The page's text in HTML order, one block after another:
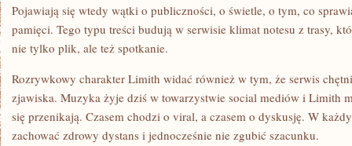
Pojawiają się wtedy wątki o publiczności, o świetle, o tym, co
pamięci. Tego typu treści budują w serwisie klimat notesu z trasy,
nie tylko plik, ale też spotkanie.
Rozrywkowy charakter Limith widać również w tym, że serwis
zjawiska. Muzyka żyje dziś w towarzystwie social mediów i Limith
się przenikają. Czasem chodzi o viral, a czasem o dyskusję. W
zachować zdrowy dystans i jednocześnie nie zgubić szacunku.